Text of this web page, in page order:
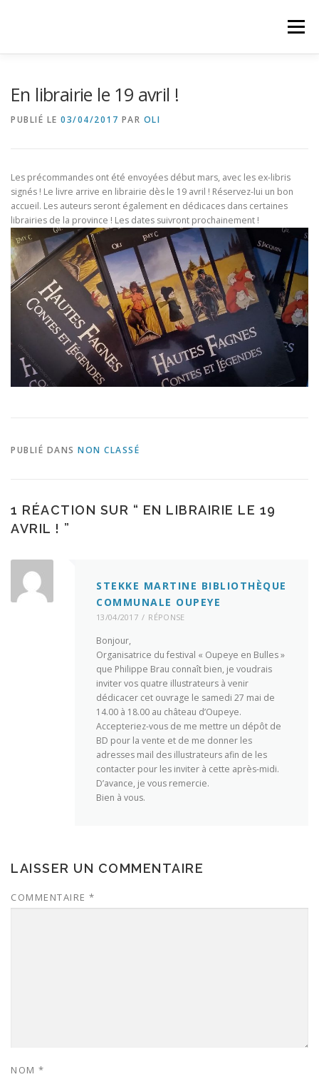
Menu
En librairie le 19 avril !
PUBLIÉ LE 03/04/2017 PAR OLI
Les précommandes ont été envoyées début mars, avec les ex-libris
signés ! Le livre arrive en librairie dès le 19 avril ! Réservez-lui un bon
accueil. Les auteurs seront également en dédicaces dans certaines
librairies de la province ! Les dates suivront prochainement !
PUBLIÉ DANS NON CLASSÉ
1 RÉACTION SUR “ EN LIBRAIRIE LE 19
AVRIL ! ”
STEKKE MARTINE BIBLIOTHÈQUE
COMMUNALE OUPEYE
13/04/2017 RÉPONSE
Bonjour,
Organisatrice du festival « Oupeye en Bulles »
que Philippe Brau connaît bien, je voudrais
inviter vos quatre illustrateurs à venir
dédicacer cet ouvrage le samedi 27 mai de
14.00 à 18.00 au château d’Oupeye.
Accepteriez-vous de me mettre un dépôt de
BD pour la vente et de me donner les
adresses mail des illustrateurs afin de les
contacter pour les inviter à cette après-midi.
D’avance, je vous remercie.
Bien à vous.
LAISSER UN COMMENTAIRE
COMMENTAIRE *
NOM *